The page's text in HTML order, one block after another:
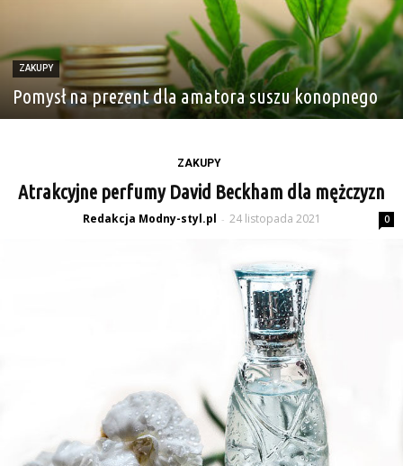
ZAKUPY
Pomysł na prezent dla amatora suszu konopnego
ZAKUPY
Atrakcyjne perfumy David Beckham dla mężczyzn
Redakcja Modny-styl.pl - 24 listopada 2021 0